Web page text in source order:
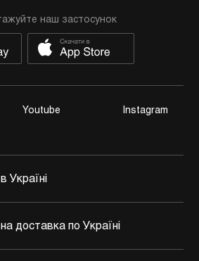
наш застосунок
Youtube Instagram
Україні
доставка по Україні